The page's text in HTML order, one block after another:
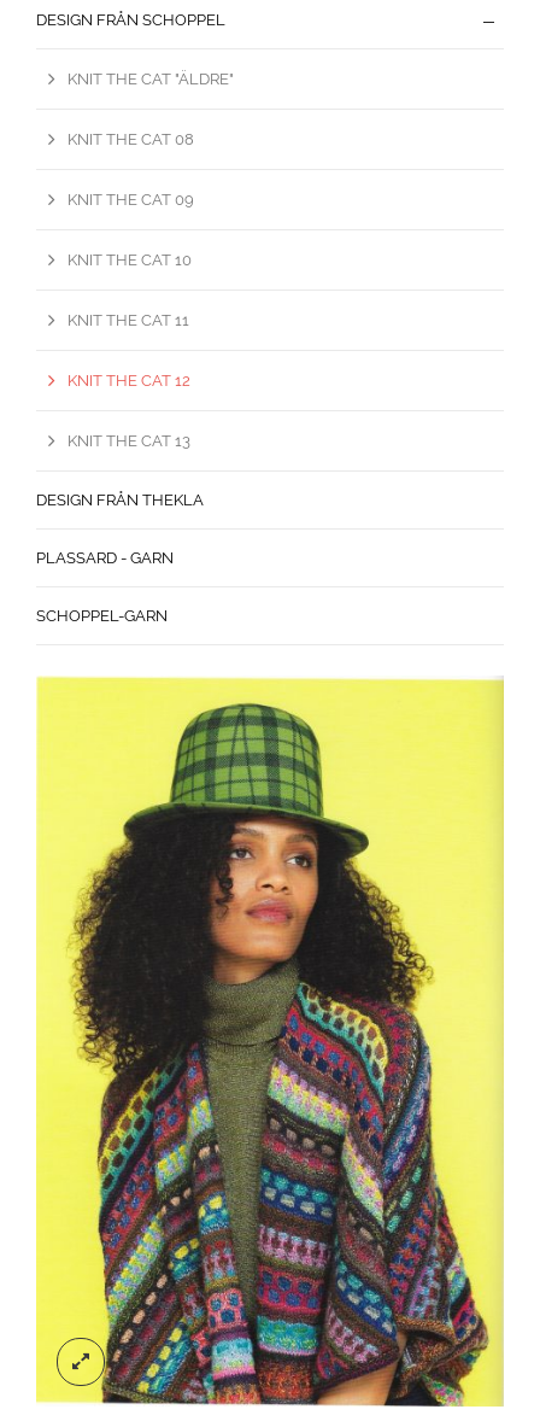
DESIGN FRÅN SCHOPPEL
KNIT THE CAT "ÄLDRE"
KNIT THE CAT 08
KNIT THE CAT 09
KNIT THE CAT 10
KNIT THE CAT 11
KNIT THE CAT 12
KNIT THE CAT 13
DESIGN FRÅN THEKLA
PLASSARD - GARN
SCHOPPEL-GARN